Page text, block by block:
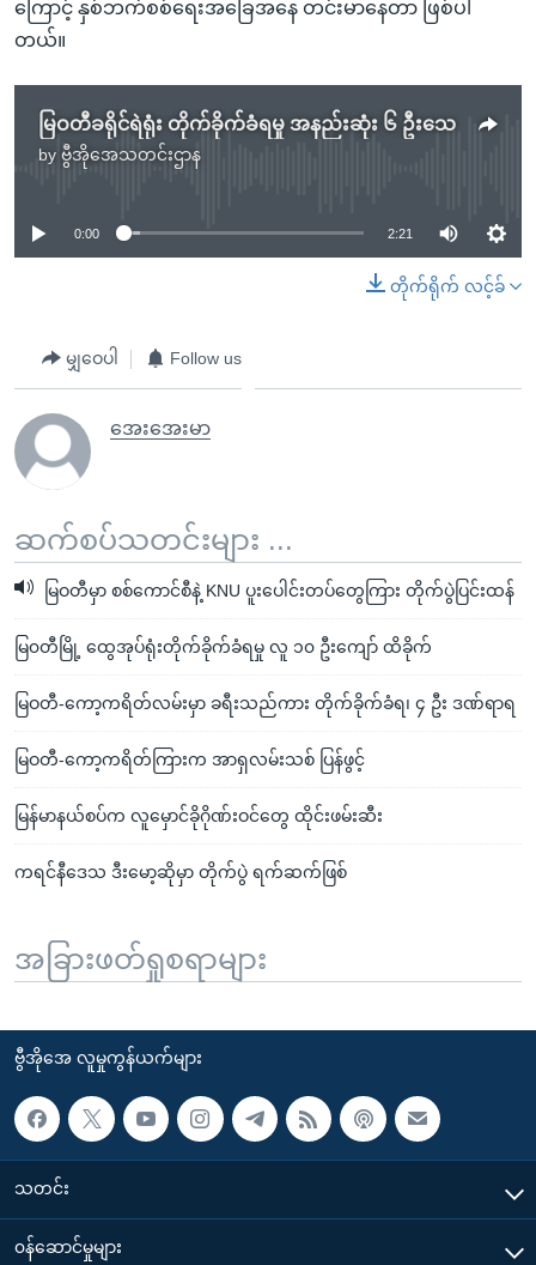
ကြောင့် နှစ်ဘက်စစ်ရေးအခြေအနေ တင်းမာနေတာ ဖြစ်ပါ
တယ်။
မြဝတီခရိုင်ရဲရုံး တိုက်ခိုက်ခံရမှု အနည်းဆုံး ၆ ဦးသေ
by ဗွီအိုအေသတင်းဌာန
No media source currently available
0:00 2:21
တိုက်ရိုက် လင့်ခ်
မျှဝေပါ Follow us
အေးအေးမာ
ဆက်စပ်သတင်းများ ...
မြဝတီမှာ စစ်ကောင်စီနဲ့ KNU ပူးပေါင်းတပ်တွေကြား တိုက်ပွဲပြင်းထန်
မြ၀တီမြို့ ထွေအုပ်ရုံးတိုက်ခိုက်ခံရမှု လူ ၁၀ ဦးကျော် ထိခိုက်
မြဝတီ-ကော့ကရိတ်လမ်းမှာ ခရီးသည်ကား တိုက်ခိုက်ခံရ၊ ၄ ဦး ဒဏ်ရာရ
မြဝတီ-ကော့ကရိတ်ကြားက အာရှလမ်းသစ် ပြန်ဖွင့်
မြန်မာနယ်စပ်က လူမှောင်ခိုဂိုဏ်းဝင်တွေ ထိုင်းဖမ်းဆီး
ကရင်နီဒေသ ဒီးမော့ဆိုမှာ တိုက်ပွဲ ရက်ဆက်ဖြစ်
အခြားဖတ်ရှုစရာများ
ဗွီအိုအေ လူမှုကွန်ယက်များ
သတင်း
၀န်ဆောင်မှုများ